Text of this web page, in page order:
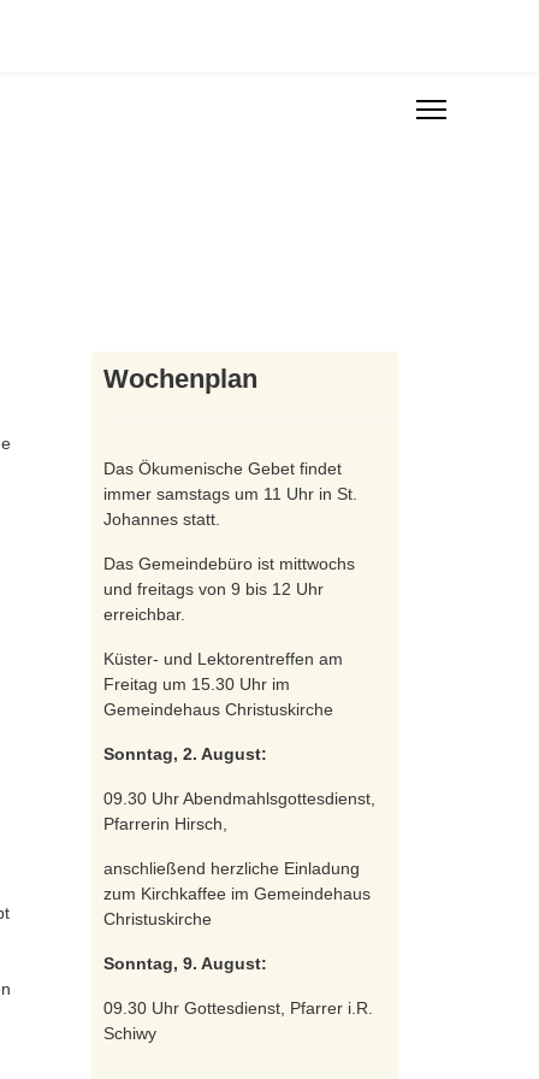
Wochenplan
Das Ökumenische Gebet findet
immer samstags um 11 Uhr in St.
Johannes statt.
Das Gemeindebüro ist mittwochs
und freitags von 9 bis 12 Uhr
erreichbar.
Küster- und Lektorentreffen am
Freitag um 15.30 Uhr im
Gemeindehaus Christuskirche
Sonntag, 2. August:
09.30 Uhr Abendmahlsgottesdienst,
Pfarrerin Hirsch,
anschließend herzliche Einladung
zum Kirchkaffee im Gemeindehaus
Christuskirche
Sonntag, 9. August:
09.30 Uhr Gottesdienst, Pfarrer i.R.
Schiwy